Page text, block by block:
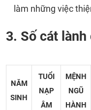
làm những việc
3. Số cát
NĂM
SINH
TUỔI
NẠP
ÂM
MỆNH
NGŨ
HÀNH